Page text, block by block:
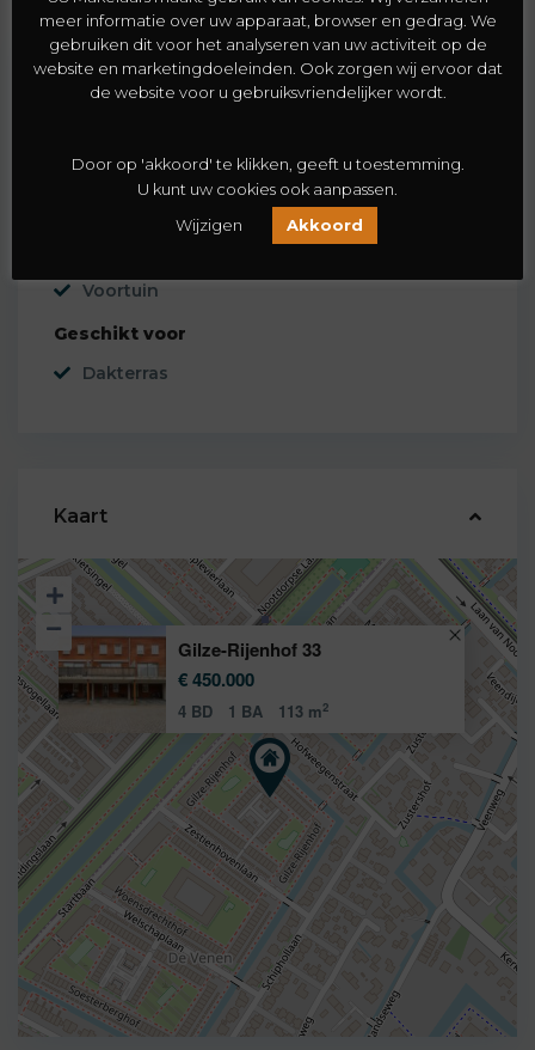
Voorzieningen
Parkeergarage
Parkeren voor de deur
Voortuin
Geschikt voor
Dakterras
Kaart
Gilze-Rijenhof 33
€ 450.000
4 BD 1 BA 113 m2
meer informatie over uw apparaat, browser en gedrag. We
gebruiken dit voor het analyseren van uw activiteit op de
website en marketingdoeleinden. Ook zorgen wij ervoor dat
de website voor u gebruiksvriendelijker wordt.
Door op 'akkoord' te klikken, geeft u toestemming.
U kunt uw cookies ook aanpassen.
Wijzigen
Akkoord